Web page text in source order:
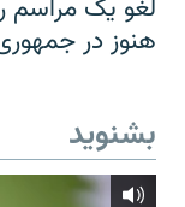
لغو یک مراسم
هنوز در
بشنوید